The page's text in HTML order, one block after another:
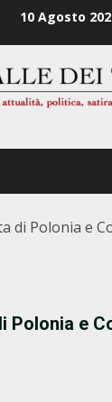
10 Agosto
di Polonia e
Polonia e